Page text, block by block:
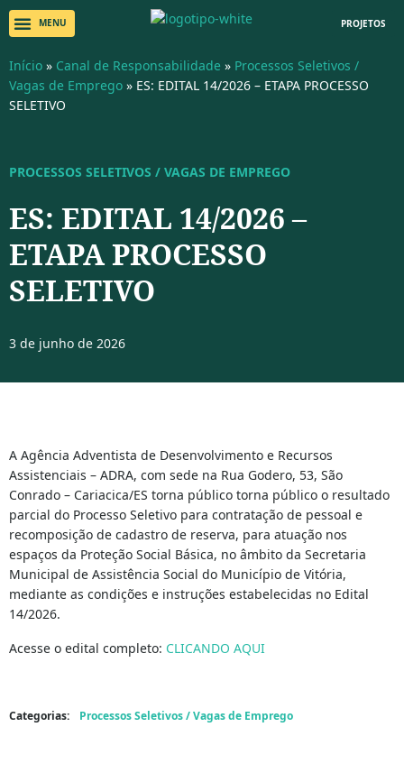
PROJETOS
Início » Canal de Responsabilidade » Processos Seletivos /
Vagas de Emprego » ES: EDITAL 14/2026 – ETAPA PROCESSO
SELETIVO
PROCESSOS SELETIVOS / VAGAS DE EMPREGO
ES: EDITAL 14/2026 –
ETAPA PROCESSO
SELETIVO
3 de junho de 2026
A Agência Adventista de Desenvolvimento e Recursos
Assistenciais – ADRA, com sede na Rua Godero, 53, São
Conrado – Cariacica/ES torna público torna público o resultado
parcial do Processo Seletivo para contratação de pessoal e
recomposição de cadastro de reserva, para atuação nos
espaços da Proteção Social Básica, no âmbito da Secretaria
Municipal de Assistência Social do Município de Vitória,
mediante as condições e instruções estabelecidas no Edital
14/2026.
Acesse o edital completo: CLICANDO AQUI
Categorias: Processos Seletivos / Vagas de Emprego